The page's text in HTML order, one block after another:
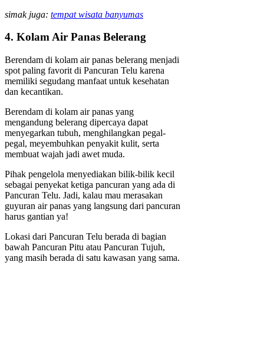
simak juga: tempat wisata banyumas
4. Kolam Air Panas Belerang
Berendam di kolam air panas belerang menjadi
spot paling favorit di Pancuran Telu karena
memiliki segudang manfaat untuk kesehatan
dan kecantikan.
Berendam di kolam air panas yang
mengandung belerang dipercaya dapat
menyegarkan tubuh, menghilangkan pegal-
pegal, meyembuhkan penyakit kulit, serta
membuat wajah jadi awet muda.
Pihak pengelola menyediakan bilik-bilik kecil
sebagai penyekat ketiga pancuran yang ada di
Pancuran Telu. Jadi, kalau mau merasakan
guyuran air panas yang langsung dari pancuran
harus gantian ya!
Lokasi dari Pancuran Telu berada di bagian
bawah Pancuran Pitu atau Pancuran Tujuh,
yang masih berada di satu kawasan yang sama.